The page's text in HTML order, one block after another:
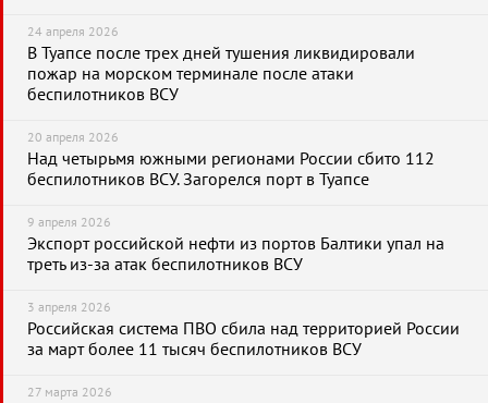
24 апреля 2026
В Туапсе после трех дней тушения ликвидировали
пожар на морском терминале после атаки
беспилотников ВСУ
20 апреля 2026
Над четырьмя южными регионами России сбито 112
беспилотников ВСУ. Загорелся порт в Туапсе
9 апреля 2026
Экспорт российской нефти из портов Балтики упал на
треть из-за атак беспилотников ВСУ
3 апреля 2026
Российская система ПВО сбила над территорией России
за март более 11 тысяч беспилотников ВСУ
27 марта 2026